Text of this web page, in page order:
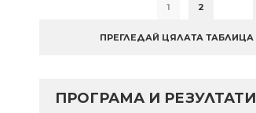
1 2
ПРЕГЛЕДАЙ ЦЯЛАТА ТАБЛИЦА
ПРОГРАМА И РЕЗУЛТАТИ